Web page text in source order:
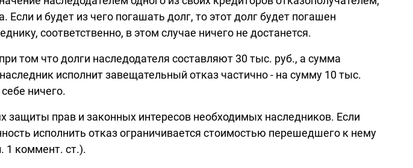
и будет из чего погашать долг, то этот долг будет погашен
соответственно, в этом случае ничего не достанется.
том что долги наследодателя составляют 30 тыс. руб., а сумма
исполнит завещательный отказ частично - на сумму 10 тыс.
ничего.
защиты прав и законных интересов необходимых наследников. Если
исполнить отказ ограничивается стоимостью перешедшего к нему
1 коммент. ст.).